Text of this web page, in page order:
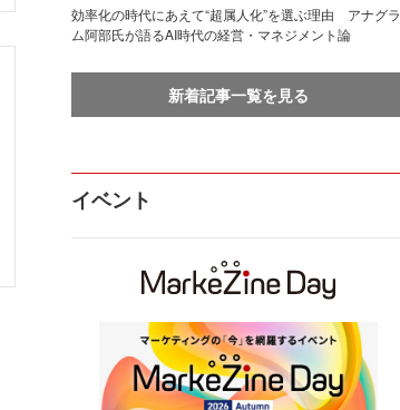
効率化の時代にあえて“超属人化”を選ぶ理由 アナグラ
ム阿部氏が語るAI時代の経営・マネジメント論
新着記事一覧を見る
イベント